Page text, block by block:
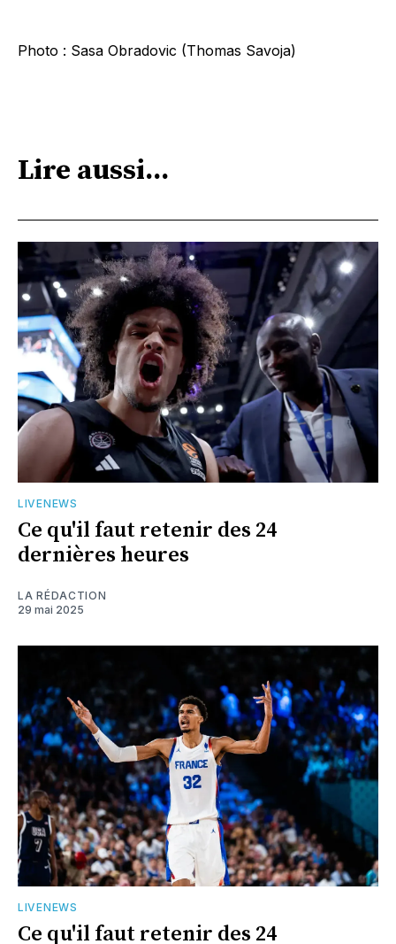
Photo : Sasa Obradovic (Thomas Savoja)
Lire aussi...
LIVENEWS
Ce qu'il faut retenir des 24
dernières heures
LA RÉDACTION
29 mai 2025
LIVENEWS
Ce qu'il faut retenir des 24